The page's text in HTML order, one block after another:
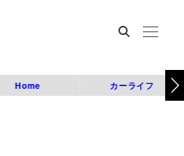
Home カーライフ